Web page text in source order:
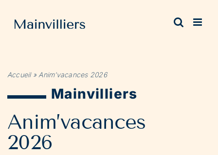
contenu
Accueil» Anim’vacances 2026
Mainvilliers
Anim’vacances
2026